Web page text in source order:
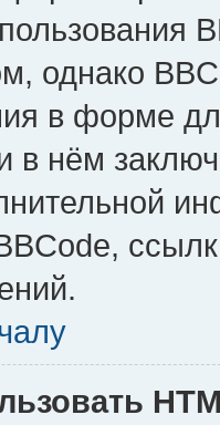
однако
в форме
в нём